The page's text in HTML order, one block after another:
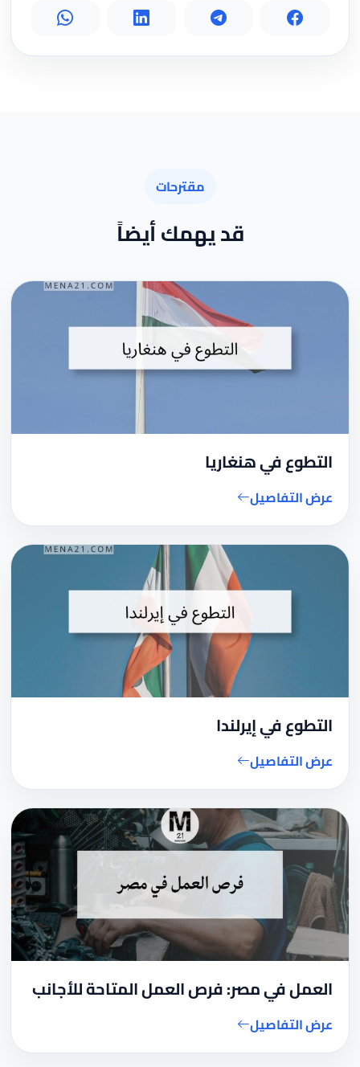
مقترحات
قد يهمك أيضاً
التطوع في هنغاريا
عرض التفاصيل
التطوع في إيرلندا
عرض التفاصيل
العمل في مصر: فرص العمل المتاحة للأجانب
عرض التفاصيل